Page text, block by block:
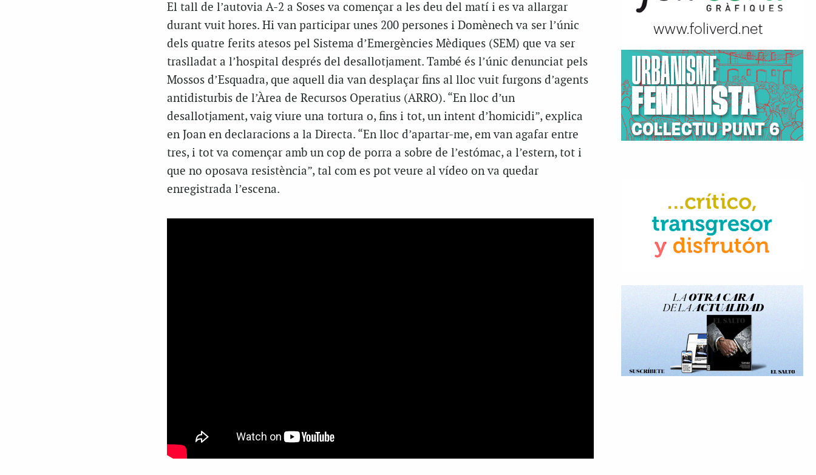
El tall de l’autovia A-2 a Soses va començar a les deu del matí i es va allargar
durant vuit hores. Hi van participar unes 200 persones i Domènech va ser l’únic
dels quatre ferits atesos pel Sistema d’Emergències Mèdiques (SEM) que va ser
traslladat a l’hospital després del desallotjament. També és l’únic denunciat pels
Mossos d’Esquadra, que aquell dia van desplaçar fins al lloc vuit furgons d’agents
antidisturbis de l’Àrea de Recursos Operatius (ARRO). “En lloc d’un
desallotjament, vaig viure una tortura o, fins i tot, un intent d’homicidi”, explica
en Joan en declaracions a la Directa. “En lloc d’apartar-me, em van agafar entre
tres, i tot va començar amb un cop de porra a sobre de l’estómac, a l’estern, tot i
que no oposava resistència”, tal com es pot veure al vídeo on va quedar
enregistrada l’escena.